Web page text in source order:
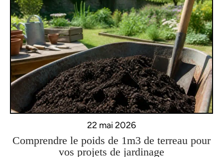
22 mai 2026
Comprendre le poids de 1m3 de terreau pour
vos projets de jardinage